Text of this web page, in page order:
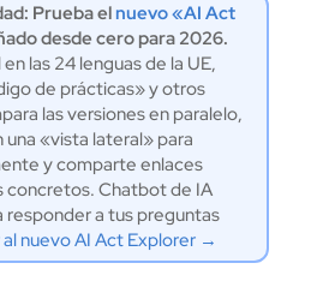
Prueba elnuevo «AI Act
desde cero para 2026.
las 24 lenguas de la UE,
de prácticas» y otros
las versiones en paralelo,
«vista lateral» para
y comparte enlaces
concretos. Chatbot de IA
responder a tus preguntas
al nuevo AI Act Explorer →